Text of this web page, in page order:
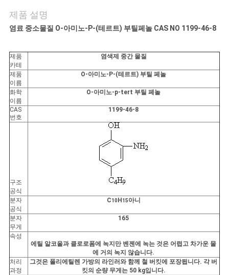
관
리
인
용
을
요
십
시
오
사
제품 설명
염료 중소물질 O-아미노-P-(테르트) 부틸페놀 CAS NO 1199-46-8
제품
카테
염색제 중간 물질
제품
이름
O-아미노-P-(테르트) 부틸 페놀
화학
이름
O-아미노-p-tert 부틸 페놀
CAS
번호
1199-46-8
구조
공식
분자
공식
C10 H 15아니
분자
무게
165
속성
에틸 알코올과 클로로폼에 녹지만 벤젠에 녹는 것은 어렵고 차가운 물
에 거의 녹지 않습니다.
처리
과정
그것은 폴리에틸렌 가방의 라인러와 함께 철 버킷에 포장됩니다. 각 버
킷의 순량 무게는 50 kg입니다.